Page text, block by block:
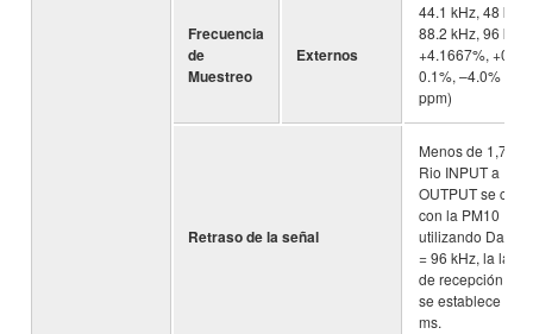
Frecuencia
de
Muestreo
Externos
44.1 kHz, 48 kHz,
88.2 kHz, 96 kHz,
+4.1667%,
0.1%, –4.0%
ppm)
Retraso de la señal
Menos de 1,7 ms,
Rio INPUT a Rio
OUTPUT se
con la PM10
utilizando Dante,
= 96 kHz, la
de recepción
se establece en
ms.